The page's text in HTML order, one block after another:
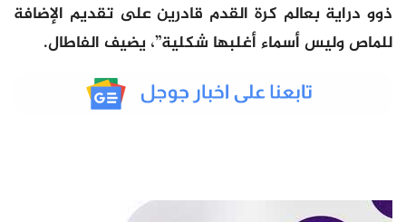
ذوو دراية بعالم كرة القدم قادرين على تقديم الإضافة
للماص وليس أسماء أغلبها شكلية”، يضيف الفاطال.